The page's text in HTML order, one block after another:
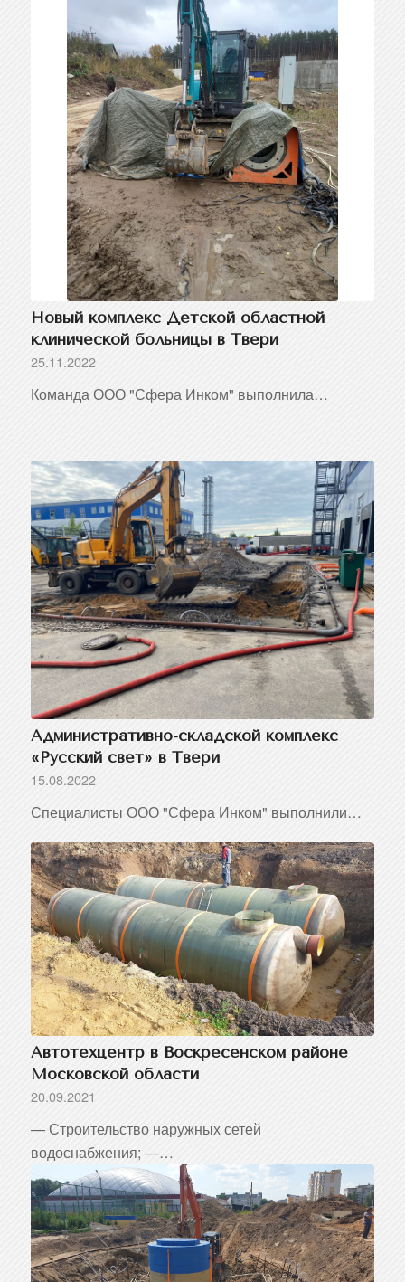
Новый комплекс Детской областной
клинической больницы в Твери
25.11.2022
Команда ООО "Сфера Инком" выполнила…
Административно-складской комплекс
«Русский свет» в Твери
15.08.2022
Специалисты ООО "Сфера Инком" выполнили…
Автотехцентр в Воскресенском районе
Московской области
20.09.2021
— Строительство наружных сетей
водоснабжения; —…